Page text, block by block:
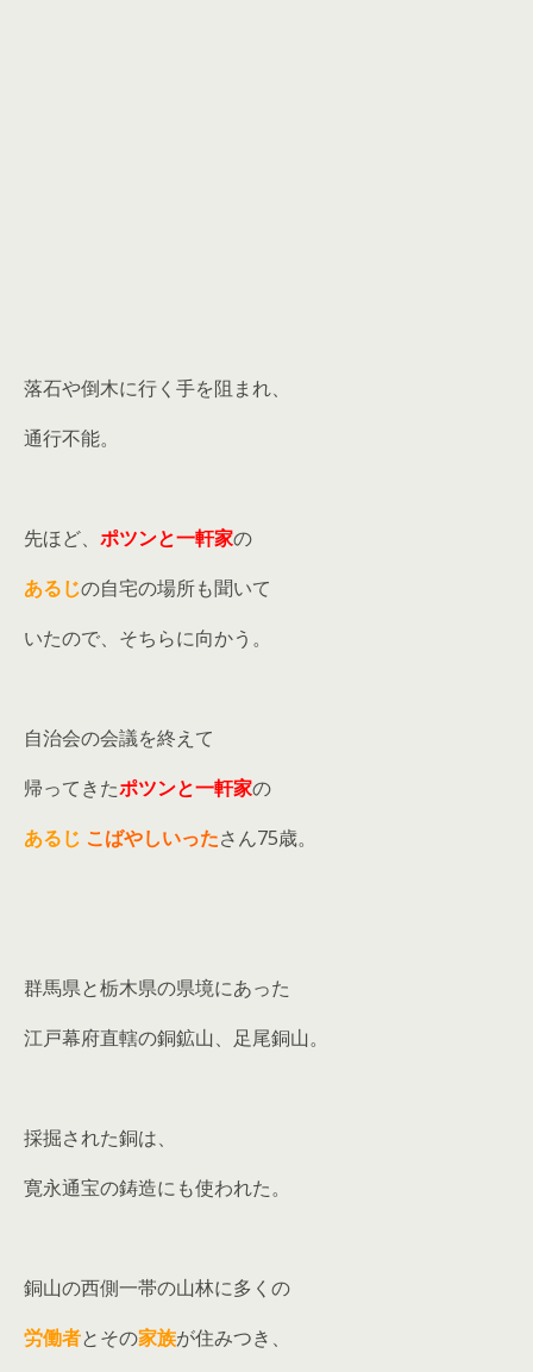
落石や倒木に行く手を阻まれ、
通行不能。
先ほど、 ポツンと一軒家の
あるじの自宅の場所も聞いて
いたので、そちらに向かう。
自治会の会議を終えて
帰ってきたポツンと一軒家の
あるじ こばやしいったさん75歳。
群馬県と栃木県の県境にあった
江戸幕府直轄の銅鉱山、足尾銅山。
採掘された銅は、
寛永通宝の鋳造にも使われた。
銅山の西側一帯の山林に多くの
労働者とその家族が住みつき、